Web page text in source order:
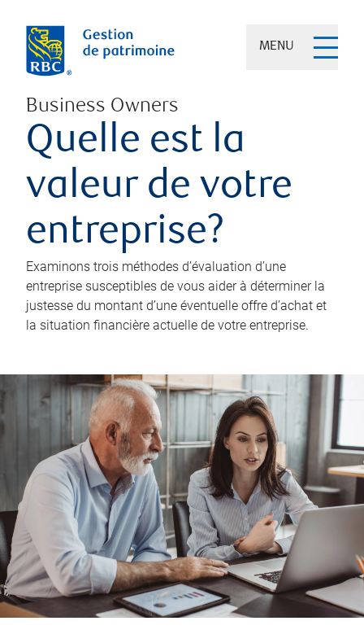
MENU
Business Owners
Quelle est la
valeur de votre
entreprise?
Examinons trois méthodes d’évaluation d’une
entreprise susceptibles de vous aider à déterminer la
justesse du montant d’une éventuelle offre d’achat et
la situation financière actuelle de votre entreprise.